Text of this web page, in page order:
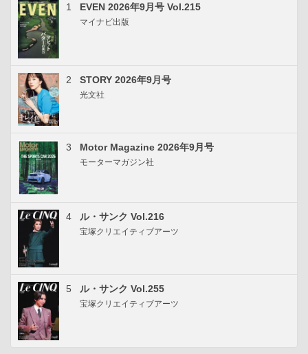
1 EVEN 2026年9月号 Vol.215
マイナビ出版
2 STORY 2026年9月号
光文社
3 Motor Magazine 2026年9月号
モーターマガジン社
4 ル・サンク Vol.216
宝塚クリエイティブアーツ
5 ル・サンク Vol.255
宝塚クリエイティブアーツ